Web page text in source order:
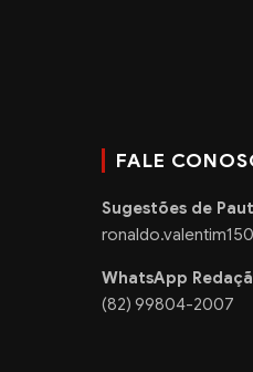
FALE
Sugestões de
WhatsApp
(82) 99804-2007